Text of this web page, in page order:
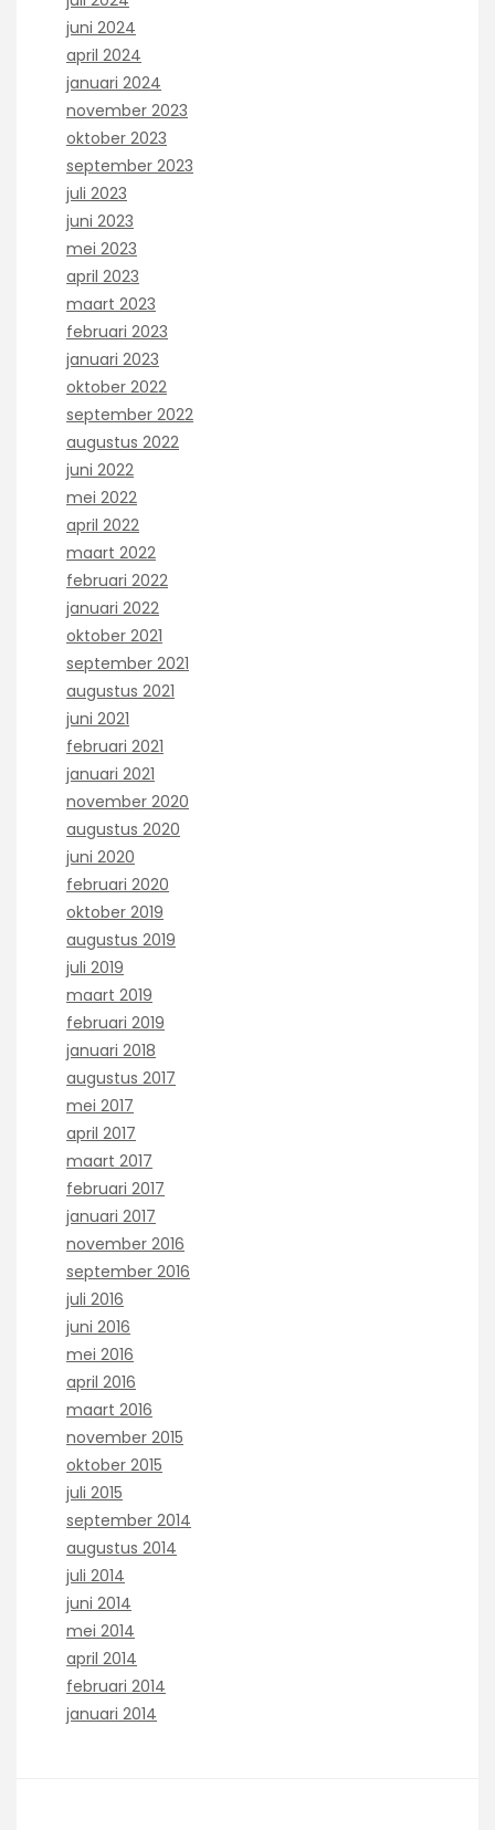
juni 2024
april 2024
januari 2024
november 2023
oktober 2023
september 2023
juli 2023
juni 2023
mei 2023
april 2023
maart 2023
februari 2023
januari 2023
oktober 2022
september 2022
augustus 2022
juni 2022
mei 2022
april 2022
maart 2022
februari 2022
januari 2022
oktober 2021
september 2021
augustus 2021
juni 2021
februari 2021
januari 2021
november 2020
augustus 2020
juni 2020
februari 2020
oktober 2019
augustus 2019
juli 2019
maart 2019
februari 2019
januari 2018
augustus 2017
mei 2017
april 2017
maart 2017
februari 2017
januari 2017
november 2016
september 2016
juli 2016
juni 2016
mei 2016
april 2016
maart 2016
november 2015
oktober 2015
juli 2015
september 2014
augustus 2014
juli 2014
juni 2014
mei 2014
april 2014
februari 2014
januari 2014